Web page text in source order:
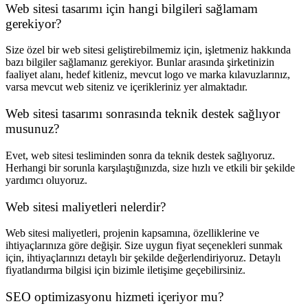
Web sitesi tasarımı için hangi bilgileri sağlamam
gerekiyor?
Size özel bir web sitesi geliştirebilmemiz için, işletmeniz hakkında
bazı bilgiler sağlamanız gerekiyor. Bunlar arasında şirketinizin
faaliyet alanı, hedef kitleniz, mevcut logo ve marka kılavuzlarınız,
varsa mevcut web siteniz ve içerikleriniz yer almaktadır.
Web sitesi tasarımı sonrasında teknik destek sağlıyor
musunuz?
Evet, web sitesi tesliminden sonra da teknik destek sağlıyoruz.
Herhangi bir sorunla karşılaştığınızda, size hızlı ve etkili bir şekilde
yardımcı oluyoruz.
Web sitesi maliyetleri nelerdir?
Web sitesi maliyetleri, projenin kapsamına, özelliklerine ve
ihtiyaçlarınıza göre değişir. Size uygun fiyat seçenekleri sunmak
için, ihtiyaçlarınızı detaylı bir şekilde değerlendiriyoruz. Detaylı
fiyatlandırma bilgisi için bizimle iletişime geçebilirsiniz.
SEO optimizasyonu hizmeti içeriyor mu?